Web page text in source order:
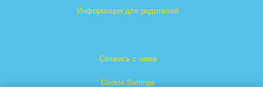
Информация для родителей
Свяжись с нами
Cookie Settings